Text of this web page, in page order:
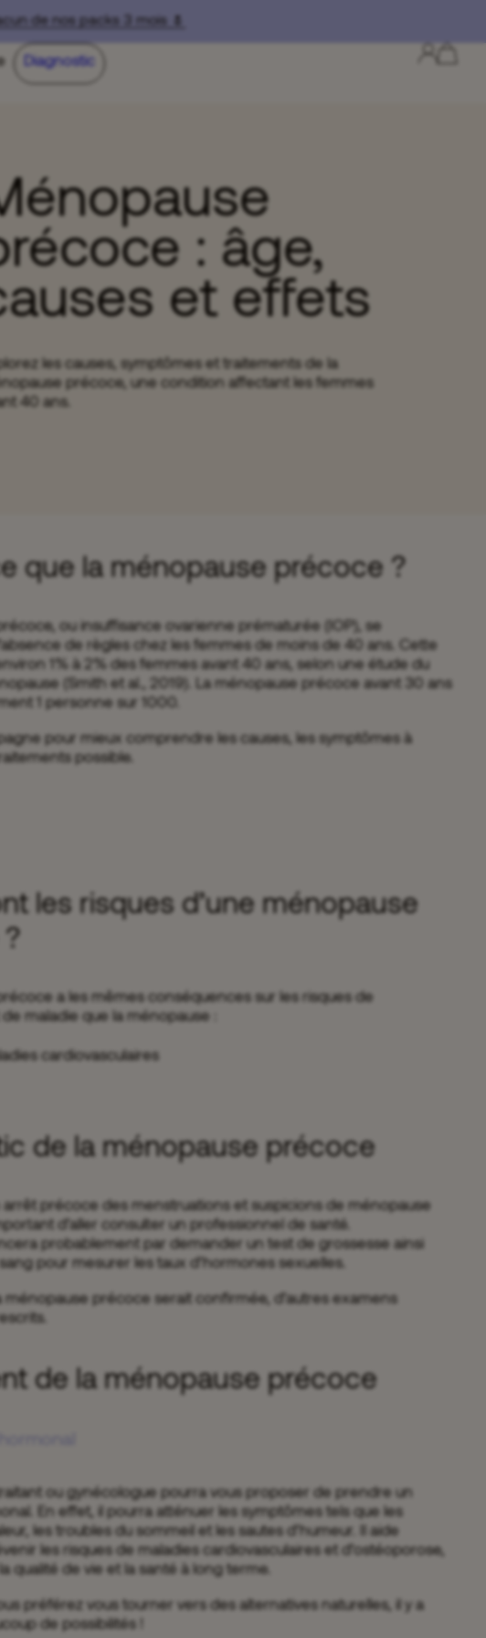
de nos packs 3 mois 🌷
Diagnostic
: âge,
et effets
les causes, symptômes et traitements de la
précoce, une condition affectant les femmes
40 ans.
que la ménopause précoce ?
ou insuffisance ovarienne prématurée (IOP), se
de règles chez les femmes de moins de 40 ans. Cette
1% à 2% des femmes avant 40 ans, selon une étude du
(Smith et al., 2019). La ménopause précoce avant 30 ans
1 personne sur 1000.
pour mieux comprendre les causes, les symptômes à
possible.
les risques d’une ménopause
a les mêmes conséquences sur les risques de
maladie que la ménopause :
cardiovasculaires
de la ménopause précoce
arrêt précoce des menstruations et suspicions de ménopause
d’aller consulter un professionnel de santé.
probablement par demander un test de grossesse ainsi
pour mesurer les taux d’hormones sexuelles.
ménopause précoce serait confirmée, d’autres examens
de la ménopause précoce
ou gynécologue pourra vous proposer de prendre un
En effet, il pourra atténuer les symptômes tels que les
les troubles du sommeil et les sautes d’humeur. Il aide
les risques de maladies cardiovasculaires et d’ostéoporose,
qualité de vie et la santé à long terme.
préférez vous tourner vers des alternatives naturelles, il y a
de possibilités !